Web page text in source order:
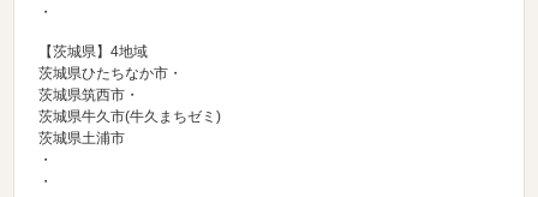
・
【茨城県】4地域
茨城県ひたちなか市・
茨城県筑西市・
茨城県牛久市(牛久まちゼミ)
茨城県土浦市
・
・